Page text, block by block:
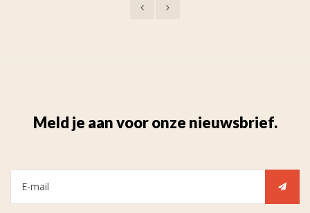
Meld je aan voor onze nieuwsbrief.